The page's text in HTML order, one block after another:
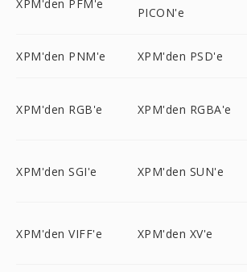
XPM'den PFM'e
PICON'e
XPM'den PNM'e XPM'den PSD'e
XPM'den RGB'e XPM'den RGBA'e
XPM'den SGI'e XPM'den SUN'e
XPM'den VIFF'e XPM'den XV'e